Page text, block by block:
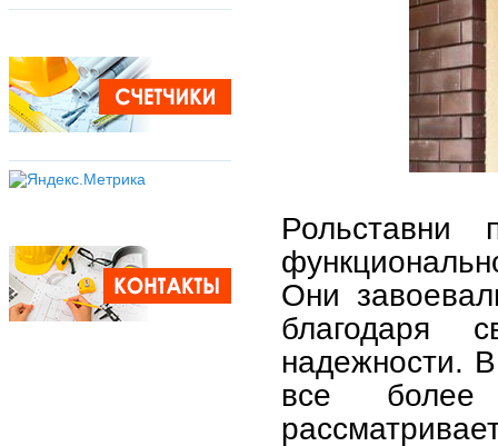
Рольставни
Они
благодаря
надежности.
все более